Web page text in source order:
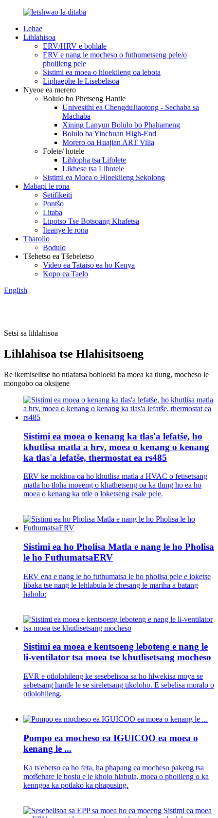
Lehae
Lihlahisoa
ERV/HRV e bohlale
ERV e nang le mocheso o futhumetseng pele/o
pholileng pele
Sistimi ea moea o hloekileng oa lebota
Liphaephe le Lisebelisoa
Nyeoe ea merero
Bolulo bo Phetseng Hantle
Univesithi ea ChengduJiaotong - Sechaba sa
Machaba
Xining Lanyun Bolulo bo Phahameng
Bolulo ba Yinchuan High-End
Morero oa Huajian ART Villa
Folete/ hotele
Lihlopha tsa Lifolete
Likhese tsa Lihotele
Sistimi ea Moea o Hloekileng Sekolong
Mabapi le rona
Setifikeiti
Pontšo
Litaba
Lipotso Tse Botsoang Khafetsa
Iteanye le rona
Tharollo
Bodulo
Tšehetso ea Tšebeletso
Video ea Tataiso ea ho Kenya
Kopo ea Taelo
English
Setsi sa lihlahisoa
Lihlahisoa tse Hlahisitsoeng
Re ikemiselitse ho ntlafatsa bohloeki ba moea ka tlung, mocheso le
mongobo oa oksijene
Sistimi ea moea o kenang ka tlas'a lefatše, ho
khutlisa matla a hrv, moea o kenang o kenang
ka tlas'a lefatše, thermostat ea rs485
ERV ke mokhoa oa ho khutlisa matla a HVAC o fetisetsang
matla ho tloha moeeng o khathetseng oa ka tlung ho ea ho
moea o kenang ka ntle o loketseng esale pele.
Sistimi ea ho Pholisa Matla e nang le ho Pholisa
le ho FuthumatsaERV
ERV ena e nang le ho futhumatsa le ho pholisa pele e loketse
libaka tse nang le lehlabula le chesang le mariha a batang
haholo:
Sistimi ea moea e kentsoeng leboteng e nang le
li-ventilator tsa moea tse khutlisetsang mocheso
EVR e otlolohileng ke sesebelisoa sa ho hlwekisa moya se
sebetsang hantle le se sireletsang tikoloho. E sebelisa moralo o
otlolohileng,
Pompo ea mocheso ea IGUICOO ea moea o
kenang le ...
Ka ts'ebetso ea ho feta, ha phapang ea mocheso pakeng tsa
motšehare le bosiu e le kholo hlabula, moea o pholileng o ka
kenngoa ka potlako ka phapusing.